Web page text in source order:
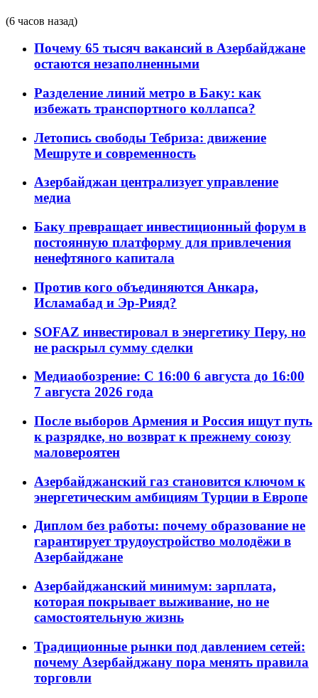
(6 часов назад)
Почему 65 тысяч вакансий в Азербайджане
остаются незаполненными
Разделение линий метро в Баку: как
избежать транспортного коллапса?
Летопись свободы Тебриза: движение
Мешруте и современность
Азербайджан централизует управление
медиа
Баку превращает инвестиционный форум в
постоянную платформу для привлечения
ненефтяного капитала
Против кого объединяются Анкара,
Исламабад и Эр-Рияд?
SOFAZ инвестировал в энергетику Перу, но
не раскрыл сумму сделки
Медиаобозрение: С 16:00 6 августа до 16:00
7 августа 2026 года
После выборов Армения и Россия ищут путь
к разрядке, но возврат к прежнему союзу
маловероятен
Азербайджанский газ становится ключом к
энергетическим амбициям Турции в Европе
Диплом без работы: почему образование не
гарантирует трудоустройство молодёжи в
Азербайджане
Азербайджанский минимум: зарплата,
которая покрывает выживание, но не
самостоятельную жизнь
Традиционные рынки под давлением сетей:
почему Азербайджану пора менять правила
торговли